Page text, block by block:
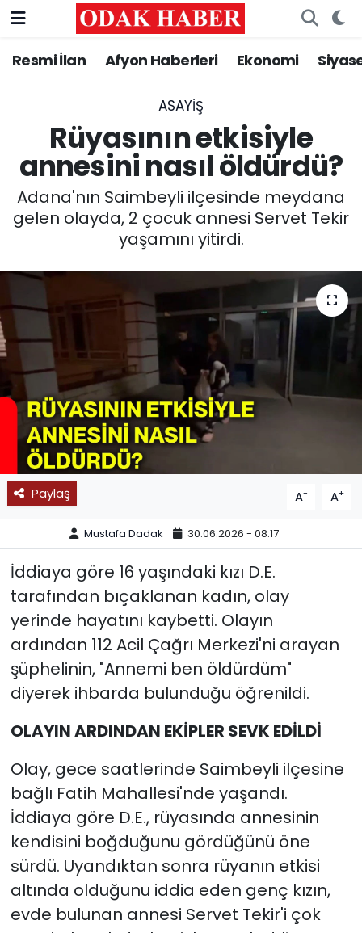
Resmi İlan Afyon Haberleri Ekonomi
ASAYİŞ
Rüyasının etkisiyle
annesini nasıl öldürdü?
Adana'nın Saimbeyli ilçesinde meydana
gelen olayda, 2 çocuk annesi Servet Tekir
yaşamını yitirdi.
Paylaş A- A+
Mustafa Dadak 30.06.2026 - 08:17
İddiaya göre 16 yaşındaki kızı D.E.
tarafından bıçaklanan kadın, olay
yerinde hayatını kaybetti. Olayın
ardından 112 Acil Çağrı Merkezi'ni arayan
şüphelinin, "Annemi ben öldürdüm"
diyerek ihbarda bulunduğu öğrenildi.
OLAYIN ARDINDAN EKİPLER SEVK EDİLDİ
Olay, gece saatlerinde Saimbeyli ilçesine
bağlı Fatih Mahallesi'nde yaşandı.
İddiaya göre D.E., rüyasında annesinin
kendisini boğduğunu gördüğünü öne
sürdü. Uyandıktan sonra rüyanın etkisi
altında olduğunu iddia eden genç kızın,
evde bulunan annesi Servet Tekir'i çok
AFYONKARAHİSAR HABERLERİ
ASAYİŞ
GÜNCEL
SİYASET
EĞİTİM
MAGAZİN
SAĞLIK
SPOR
11:11 MANŞET
Nöbetçi Eczaneler
Trafik Durumu
Süper Lig Puan Durumu ve Fikstür
Tüm Manşetler
Son Dakika Haberleri
Haber Arşivi